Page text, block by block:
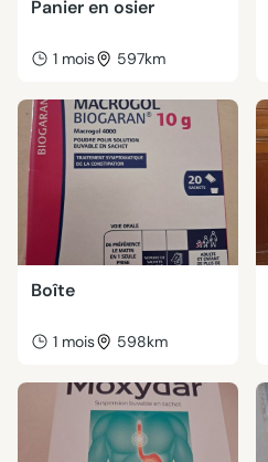
Panier en osier
1 mois 597km
Boîte
1 mois 598km